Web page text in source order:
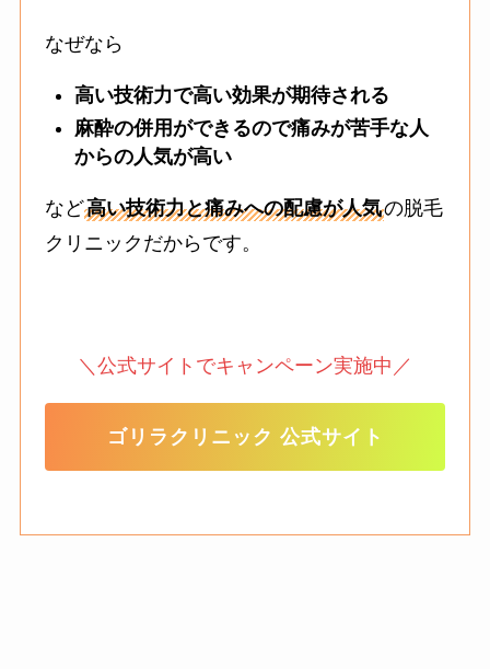
なぜなら
高い技術力で高い効果が期待される
麻酔の併用ができるので痛みが苦手な人
からの人気が高い
など高い技術力と痛みへの配慮が人気の脱毛
クリニックだからです。
＼公式サイトでキャンペーン実施中／
ゴリラクリニック 公式サイト